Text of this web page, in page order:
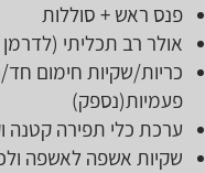
פנס ראש + סוללות
אולר רב תכליתי
כריות/שקיות חימום
פעמיות(נספק)
ערכת כלי תפירה קטנה
שקיות אשפה לאשפה